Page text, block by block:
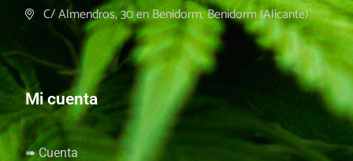
C/ Almendros, 30 en Benidorm, Benidorm (Alicante)
Mi cuenta
➠ Cuenta